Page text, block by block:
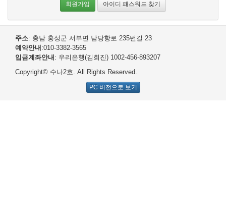
회원가입 아이디 패스워드 찾기
주소: 충남 홍성군 서부면 남당항로 235번길 23
예약안내 :010-3382-3565
입금계좌안내 : 우리은행(김희진) 1002-456-893207
Copyright© 수나2호. All Rights Reserved.
PC 버전으로 보기